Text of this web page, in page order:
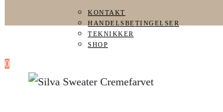
KONTAKT
HANDELSBETINGELSER
TEKNIKKER
SHOP
0